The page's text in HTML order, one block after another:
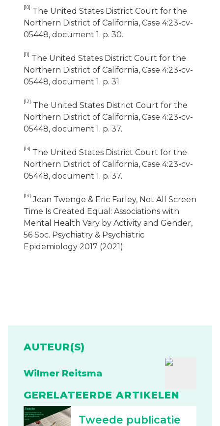
[10] The United States District Court for the
Northern District of California, Case 4:23-cv-
05448, document 1. p. 30.
[11] The United States District Court for the
Northern District of California, Case 4:23-cv-
05448, document 1. p. 31.
[12] The United States District Court for the
Northern District of California, Case 4:23-cv-
05448, document 1. p. 37.
[13] The United States District Court for the
Northern District of California, Case 4:23-cv-
05448, document 1. p. 37.
[14] Jean Twenge & Eric Farley, Not All Screen
Time Is Created Equal: Associations with
Mental Health Vary by Activity and Gender,
56 Soc. Psychiatry & Psychiatric
Epidemiology 2017 (2021).
AUTEUR(S)
Wilmer Reitsma
GERELATEERDE ARTIKELEN
Tweede publicatie